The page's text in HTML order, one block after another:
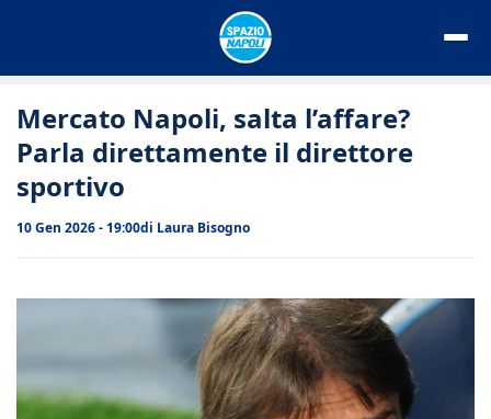
Mercato Napoli, salta l’affare?
Parla direttamente il direttore
sportivo
10 Gen 2026 - 19:00di Laura Bisogno